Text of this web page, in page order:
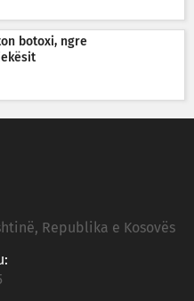
botoxi, ngre
Republika e Kosovës